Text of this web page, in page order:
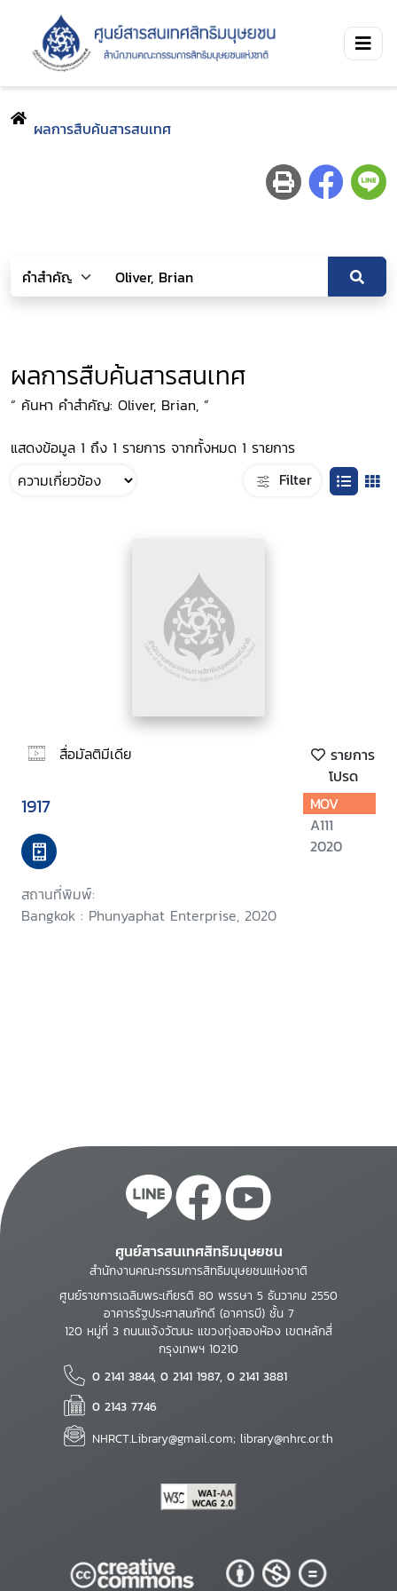
ผลการสืบค้นสารสนเทศ
ผลการสืบค้นสารสนเทศ
“ ค้นหา คำสำคัญ: Oliver, Brian, ”
แสดงข้อมูล 1 ถึง 1 รายการ จากทั้งหมด 1 รายการ
Filter
สื่อมัลติมีเดีย
รายการ
โปรด
1917
สถานที่พิมพ์:
Bangkok : Phunyaphat Enterprise, 2020
MOV
A111
2020
ศูนย์สารสนเทศสิทธิมนุษยชน
สำนักงานคณะกรรมการสิทธิมนุษยชนแห่งชาติ
ศูนย์ราชการเฉลิมพระเกียรติ 80 พรรษา 5 ธันวาคม 2550
อาคารรัฐประศาสนภักดี (อาคารบี) ชั้น 7
120 หมู่ที่ 3 ถนนแจ้งวัฒนะ แขวงทุ่งสองห้อง เขตหลักสี่
กรุงเทพฯ 10210
0 2141 3844, 0 2141 1987, 0 2141 3881
0 2143 7746
NHRCT.Library@gmail.com; library@nhrc.or.th